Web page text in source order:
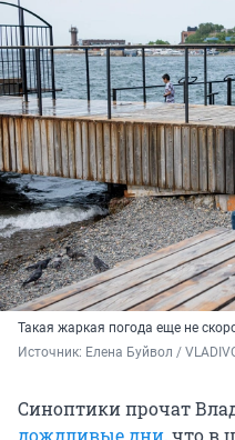
Такая жаркая погода еще не
Источник: Елена Буйвол /
Синоптики прочат
дождливые дни, что в